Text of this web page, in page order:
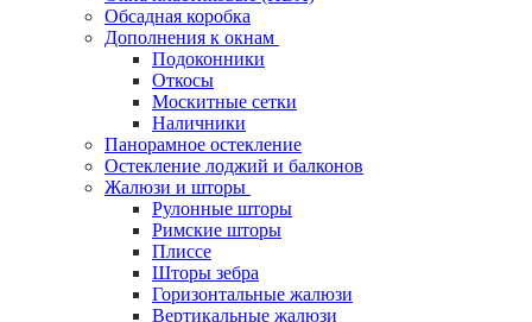
Обсадная коробка
Дополнения к окнам
Подоконники
Откосы
Москитные сетки
Наличники
Панорамное остекление
Остекление лоджий и балконов
Жалюзи и шторы
Рулонные шторы
Римские шторы
Плиссе
Шторы зебра
Горизонтальные жалюзи
Вертикальные жалюзи